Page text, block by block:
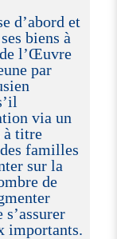
d’abord et
biens à
l’Œuvre
par
via un
à titre
familles
sur la
de
importants.